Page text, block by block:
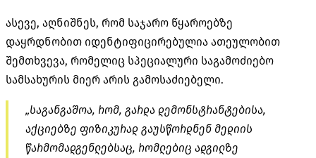
ასევე, აღნიშნეს, რომ საჯარო წყაროებზე
დაყრდნობით იდენტიფიცირებულია ათეულობით
შემთხვევა, რომელიც სპეციალური საგამოძიებო
სამსახურის მიერ არის გამოსაძიებელი.
„საგანგაშოა, რომ, გარდა დემონსტრანტებისა,
აქციებზე ფიზიკურად გაუსწორდნენ მედიის
წარმომადგენლებსაც, რომლებიც ადგილზე